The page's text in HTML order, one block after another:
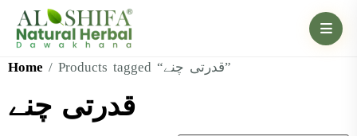
Home / Products tagged “قدرتی چنے”
قدرتی چنے